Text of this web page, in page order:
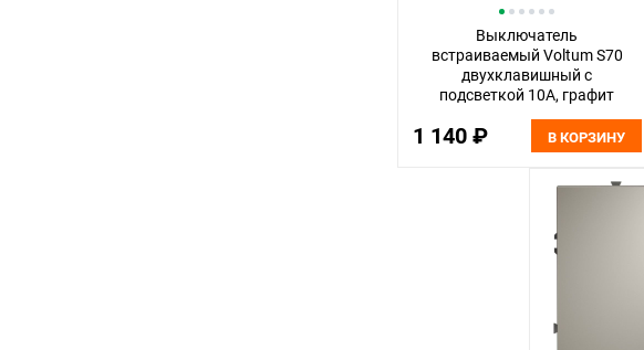
Выключатель
встраиваемый Voltum S70
двухклавишный с
подсветкой 10А, графит
VLS020207
1 140 ₽ В КОРЗИНУ